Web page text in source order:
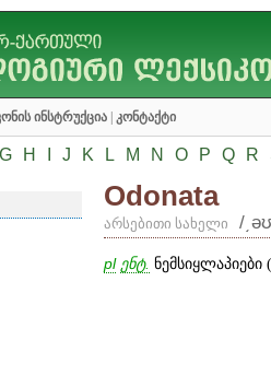
ინსტრუქცია კონტაქტი
G H J K L M N O P Q R
Odonata
არსებითი სახელი /
pl ენტ. ნემსიყლაპიები (